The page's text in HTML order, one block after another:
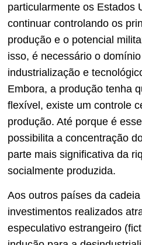
particularmente os Estados
continuar controlando os
produção e o potencial
isso, é necessário o
industrialização e
Embora, a produção tenha
flexível, existe um controle
produção. Até porque é
possibilita a concentração
parte mais significativa da
socialmente produzida.
Aos outros países da
investimentos realizados
especulativo estrangeiro